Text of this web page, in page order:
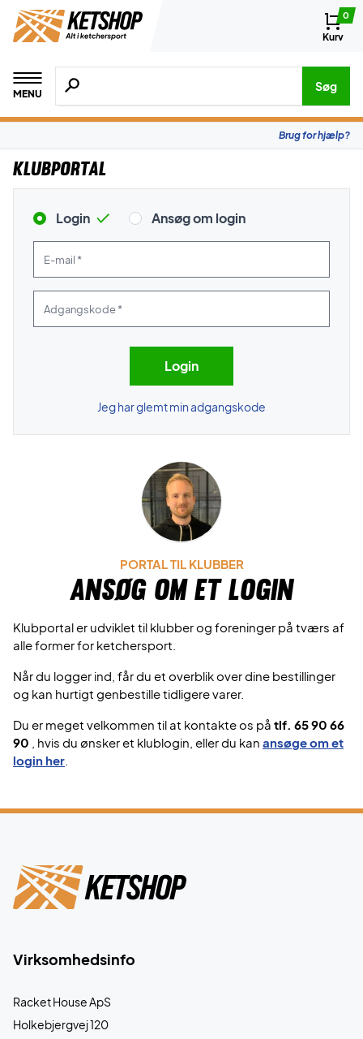
0
Kurv
MENU
Søg efter produkter, mærker etc.
Søg
Brug for hjælp?
Klubportal
Login Ansøg om login
Jeg har glemt min adgangskode
PORTAL TIL KLUBBER
Ansøg om et login
Klubportal er udviklet til klubber og foreninger på tværs af
alle former for ketchersport.
Når du logger ind, får du et overblik over dine bestillinger
og kan hurtigt genbestille tidligere varer.
Du er meget velkommen til at kontakte os på tlf. 65 90 66
90
, hvis du ønsker et klublogin, eller du kan ansøge om et
login her
Virksomhedsinfo
Racket House ApS
Holkebjergvej 120